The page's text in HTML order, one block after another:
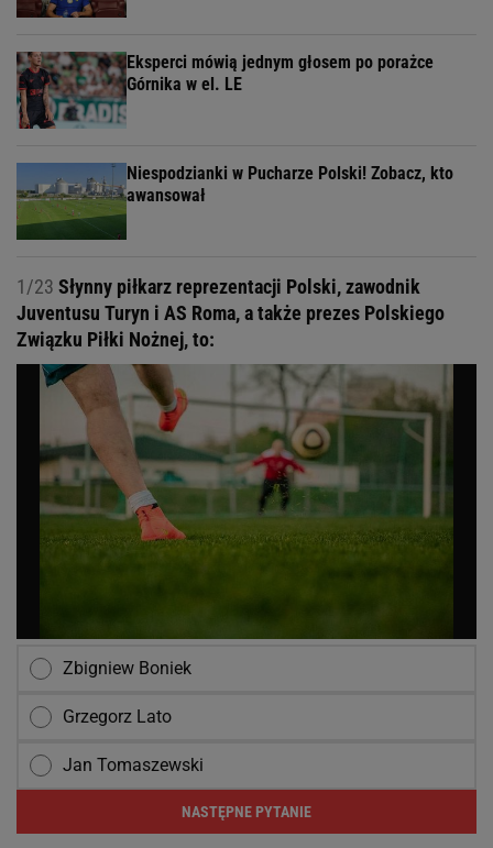
Eksperci mówią jednym głosem po porażce
Górnika w el. LE
Niespodzianki w Pucharze Polski! Zobacz, kto
awansował
1/23 Słynny piłkarz reprezentacji Polski, zawodnik
Juventusu Turyn i AS Roma, a także prezes Polskiego
Związku Piłki Nożnej, to:
Zbigniew Boniek
Grzegorz Lato
Jan Tomaszewski
NASTĘPNE PYTANIE